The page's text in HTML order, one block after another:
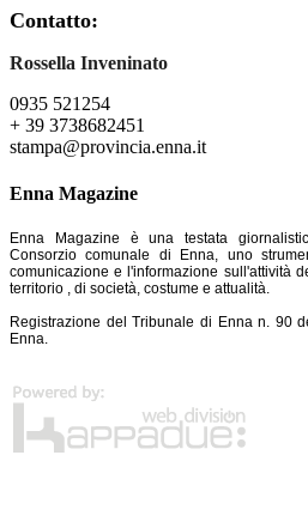
Contatto:
Rossella Inveninato
0935 521254
+ 39 3738682451
stampa@provincia.enna.it
Enna Magazine
Enna Magazine è una testata
Consorzio comunale di Enna, uno
comunicazione e l'informazione sull'attività
territorio , di società, costume e attualità.
Registrazione del Tribunale di Enna n. 90
Enna.